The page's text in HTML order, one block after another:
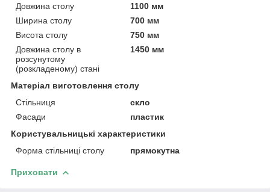
Довжина столу
1100 мм
Ширина столу
700 мм
Висота столу
750 мм
Довжина столу в
розсунутому
(розкладеному) стані
1450 мм
Матеріал виготовлення столу
Стільниця
скло
Фасади
пластик
Користувальницькі характеристики
Форма стільниці столу
прямокутна
Приховати